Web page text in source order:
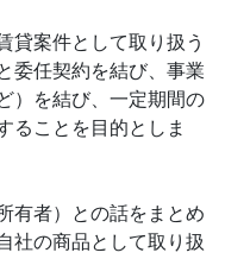
貸案件として取り扱う
委任契約を結び、事業
）を結び、一定期間の
ることを目的としま
有者）との話をまとめ
社の商品として取り扱